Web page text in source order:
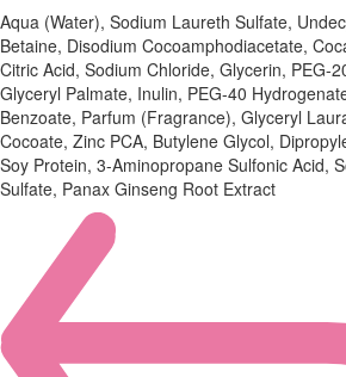
Aqua (Water), Sodium Laureth Sulfate,
Betaine, Disodium Cocoamphodiacetate,
Citric Acid, Sodium Chloride, Glycerin, PEG-
Glyceryl Palmate, Inulin, PEG-40
Benzoate, Parfum (Fragrance), Glyceryl
Cocoate, Zinc PCA, Butylene Glycol,
Soy Protein, 3-Aminopropane Sulfonic Acid,
Sulfate, Panax Ginseng Root Extract